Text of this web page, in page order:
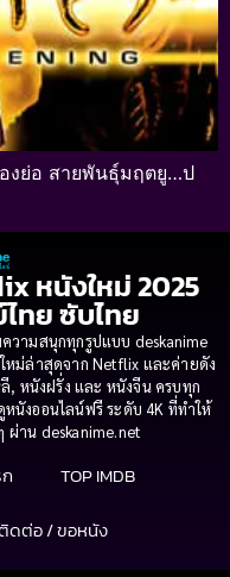
องย่อ สายพันธุ์มฤตยู…ป
หนังใหม่ 2025
ทย ซับไทย
วามสนุกทุกรูปแบบ deskanime
ม่ล่าสุดจาก Netflix และค่ายดัง
, หนังฝรั่ง และ หนังจีน ครบทุก
นังออนไลน์ฟรี ระดับ 4K ที่ทำให้
ผ่าน deskanime.net
TOP IMDB
ดต่อ / ขอหนัง